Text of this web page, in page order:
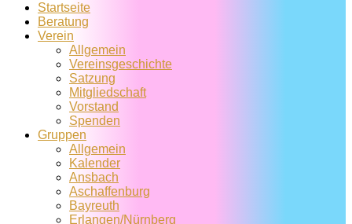
Startseite
Beratung
Verein
Allgemein
Vereins­geschichte
Satzung
Mitglied­schaft
Vorstand
Spenden
Gruppen
Allgemein
Kalender
Ansbach
Aschaffenburg
Bayreuth
Erlangen/Nürnberg